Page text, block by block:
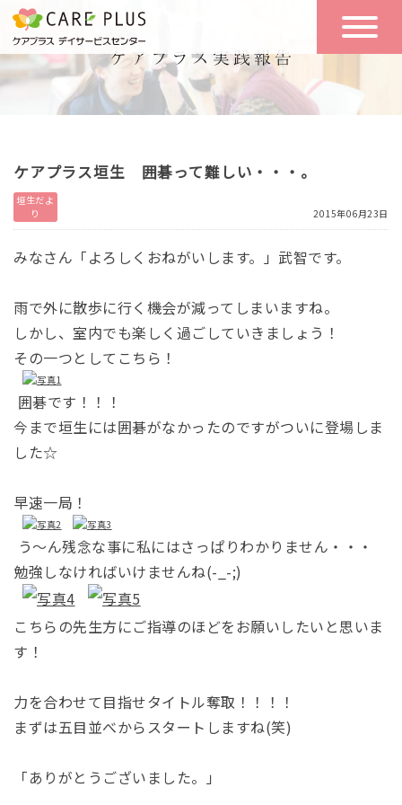
こんな方に
おすすめ
一日の流れ
一日体験
空き状況
リクルート
ケアプラス垣生 囲碁って難しい・・・。
垣生だよ
り
2015年06月23日
みなさん「よろしくおねがいします。」武智です。
雨で外に散歩に行く機会が減ってしまいますね。
しかし、室内でも楽しく過ごしていきましょう！
その一つとしてこちら！
囲碁です！！！
今まで垣生には囲碁がなかったのですがついに登場しま
した☆
早速一局！
う～ん残念な事に私にはさっぱりわかりません・・・
勉強しなければいけませんね(-_-;)
こちらの先生方にご指導のほどをお願いしたいと思いま
す！
力を合わせて目指せタイトル奪取！！！！
まずは五目並べからスタートしますね(笑)
「ありがとうございました。」